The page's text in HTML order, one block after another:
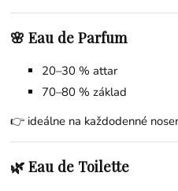
🌸 Eau de Parfum
20–30 % attar
70–80 % základ
👉 ideálne na každodenné
🌿 Eau de Toilette